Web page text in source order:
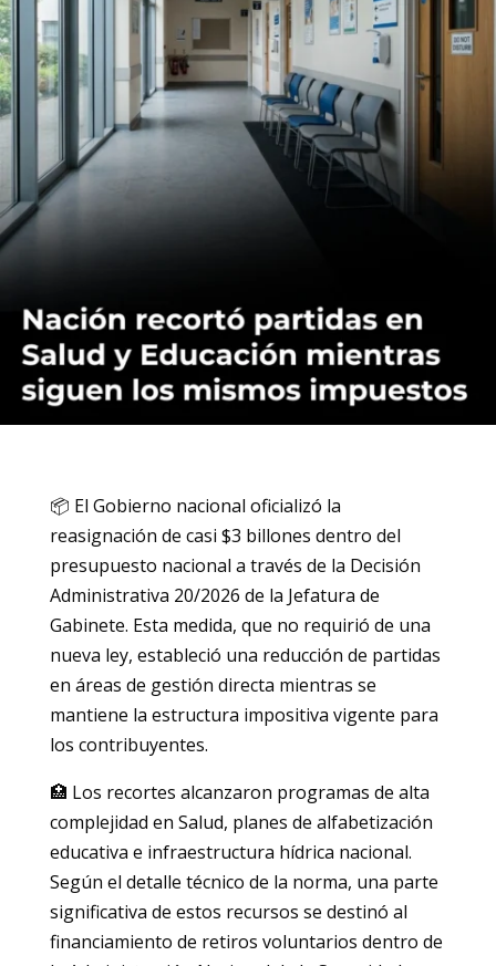
📦 El Gobierno nacional oficializó la
reasignación de casi $3 billones dentro del
presupuesto nacional a través de la Decisión
Administrativa 20/2026 de la Jefatura de
Gabinete. Esta medida, que no requirió de una
nueva ley, estableció una reducción de partidas
en áreas de gestión directa mientras se
mantiene la estructura impositiva vigente para
los contribuyentes.
🏥 Los recortes alcanzaron programas de alta
complejidad en Salud, planes de alfabetización
educativa e infraestructura hídrica nacional.
Según el detalle técnico de la norma, una parte
significativa de estos recursos se destinó al
financiamiento de retiros voluntarios dentro de